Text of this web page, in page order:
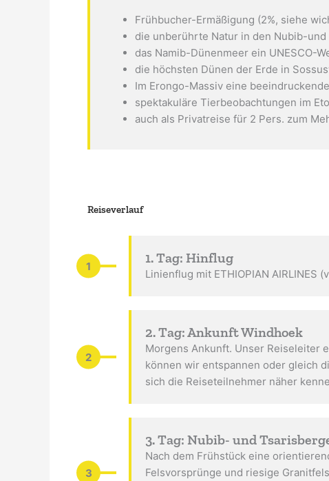
Frühbucher-Ermäßigung (2%, siehe
die unberührte Natur in den Nubib-und
das Namib-Dünenmeer ein UNESCO-
die höchsten Dünen der Erde in
Im Erongo-Massiv eine
spektakuläre Tierbeobachtungen im
auch als Privatreise für 2 Pers. zum
Reiseverlauf
1 1. Tag: Hinflug
Linienflug mit ETHIOPIAN
2
2. Tag: Ankunft Windhoek
Morgens Ankunft. Unser Reiseleiter
können wir entspannen oder gleich
sich die Reiseteilnehmer näher
3
3. Tag: Nubib- und
Nach dem Frühstück eine
Felsvorsprünge und riesige